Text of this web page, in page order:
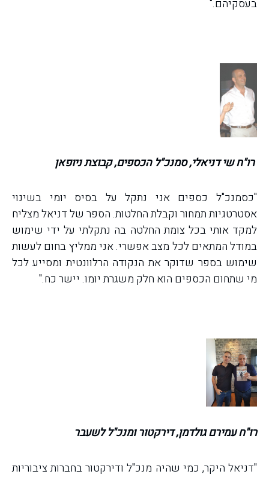
בעסקיהם."
רו"ח שי דניאלי, סמנכ"ל הכספים, קבוצת ניופאן
"כסמנכ"ל כספים אני נתקל על בסיס יומי בשינוי
אסטרטגיות תמחור וקבלת החלטות. הספר של דניאל מצליח
למקד אותי בכל צומת החלטה בה נתקלתי על ידי שימוש
במודל המתאים לכל מצב אפשרי. אני ממליץ בחום לעשות
שימוש בספר שדוקר את הנקודה הרלוונטית ומסייע לכל
מי שתחום הכספים הוא חלק משגרת יומו. יישר כח."
רו"ח עמירם גולדמן, דירקטור ומנכ"ל לשעבר
"דניאל היקר, כמי שהיה מנכ"ל ודירקטור בחברות ציבוריות